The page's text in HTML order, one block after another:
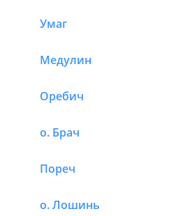
Умаг
Медулин
Оребич
о. Брач
Пореч
о. Лошинь